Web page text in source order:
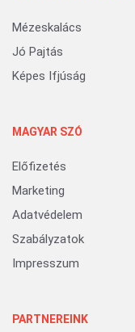
Mézeskalács
Jó Pajtás
Képes Ifjúság
MAGYAR SZÓ
Előfizetés
Marketing
Adatvédelem
Szabályzatok
Impresszum
PARTNEREINK